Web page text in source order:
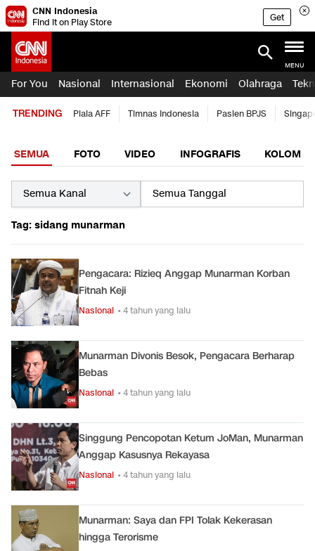
CNN Indonesia
Find it on Play Store
Get
MENU
For You Nasional Internasional Ekonomi Olahraga
TRENDING Piala AFF Timnas Indonesia Pasien BPJS
SEMUA FOTO VIDEO INFOGRAFIS KOLOM
Tag: sidang munarman
Pengacara: Rizieq Anggap Munarman Korban
Fitnah Keji
Nasional • 4 tahun yang lalu
Munarman Divonis Besok, Pengacara Berharap
Bebas
Nasional • 4 tahun yang lalu
Singgung Pencopotan Ketum JoMan, Munarman
Anggap Kasusnya Rekayasa
Nasional • 4 tahun yang lalu
Munarman: Saya dan FPI Tolak Kekerasan
hingga Terorisme